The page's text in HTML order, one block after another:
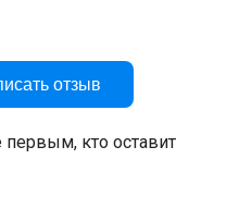
отзыв
первым, кто оставит